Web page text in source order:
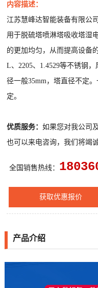
内容描述：
江苏慧峰达智能装备有限公
用于脱硫塔喷淋塔吸收塔湿
的更加均匀，从而提高设备
L、2205、1.4529等不锈钢
径一般35mm，塔直径不定
定。
优质服务：如果您对我公司
也可以来电咨询，我们将竭
全国销售热线：
获取优惠报价
产品介绍